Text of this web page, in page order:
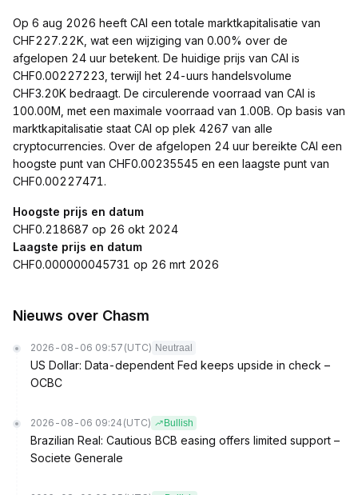
Op 6 aug 2026 heeft CAI een totale marktkapitalisatie van
CHF227.22K, wat een wijziging van 0.00% over de
afgelopen 24 uur betekent. De huidige prijs van CAI is
CHF0.00227223, terwijl het 24-uurs handelsvolume
CHF3.20K bedraagt. De circulerende voorraad van CAI is
100.00M, met een maximale voorraad van 1.00B. Op basis van
marktkapitalisatie staat CAI op plek 4267 van alle
cryptocurrencies. Over de afgelopen 24 uur bereikte CAI een
hoogste punt van CHF0.00235545 en een laagste punt van
CHF0.00227471.
Hoogste prijs en datum
CHF0.218687 op 26 okt 2024
Laagste prijs en datum
CHF0.000000045731 op 26 mrt 2026
Nieuws over Chasm
2026-08-06 09:57 (UTC) Neutraal
US Dollar: Data-dependent Fed keeps upside in check –
OCBC
2026-08-06 09:24 (UTC) Bullish
Brazilian Real: Cautious BCB easing offers limited support –
Societe Generale